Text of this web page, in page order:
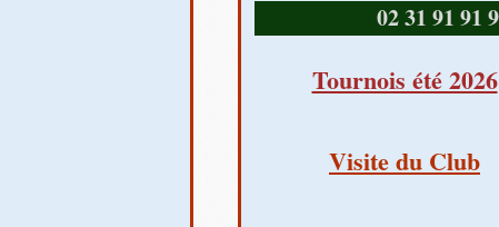
02 31 91 91 91
Tournois été 2026
Visite du Club